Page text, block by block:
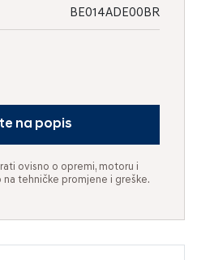
BE014ADE00BR
na popis
ovisno o opremi, motoru i
na tehničke promjene i greške.